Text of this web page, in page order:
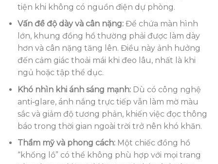
tiện khi không có nguồn điện dự phòng.
Vấn đề độ dày và cân nặng:Để chứa màn hình
lớn, khung đồng hồ thường phải được làm dày
hơn và cân nặng tăng lên. Điều này ảnh hưởng
đến cảm giác thoải mái khi đeo lâu, nhất là khi
ngủ hoặc tập thể dục.
Khó nhìn khi ánh sáng mạnh:Dù có công nghệ
anti‑glare, ánh nắng trực tiếp vẫn làm mờ màu
sắc và giảm độ tương phản, khiến việc đọc thông
báo trong thời gian ngoài trời trở nên khó khăn.
Thẩm mỹ và phong cách:Một chiếc đồng hồ
“khổng lồ” có thể không phù hợp với mọi trang